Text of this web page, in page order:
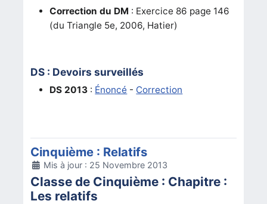
Correction du DM : Exercice 86 page 146
(du Triangle 5e, 2006, Hatier)
DS : Devoirs surveillés
DS 2013 : Énoncé - Correction
Cinquième : Relatifs
DétailsMis à jour : 25 Novembre 2013
Classe de Cinquième : Chapitre :
Les relatifs